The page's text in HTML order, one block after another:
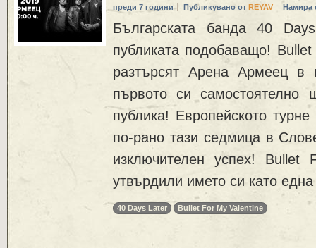
преди 7 години Публикувано от REYAV Намира
Българската банда 40
публиката подобаващо!
разтърсят Арена Армеец
първото си самостоятелно
публика! Европейското турне
по-рано тази седмица в
изключителен успех! Bullet
утвърдили името си като
40 Days Later Bullet For My Valentine